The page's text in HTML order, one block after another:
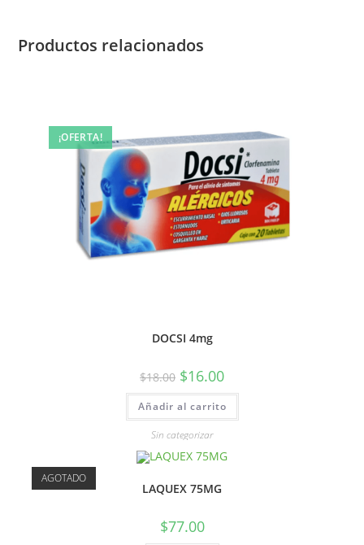
Productos relacionados
¡OFERTA!
DOCSI 4mg
$18.00 $16.00
Añadir al carrito
Sin categorizar
AGOTADO
LAQUEX 75MG
$77.00